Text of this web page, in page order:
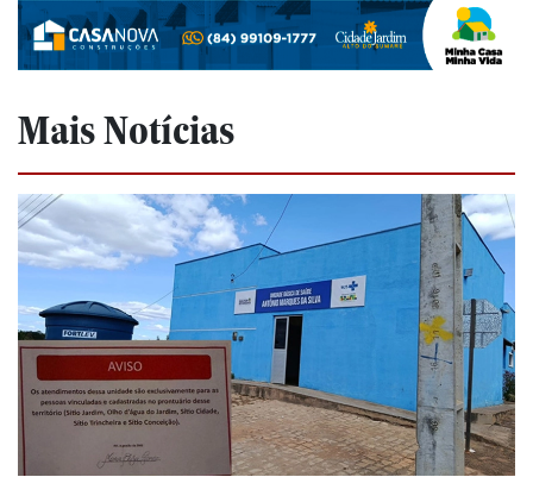
Mais Notícias